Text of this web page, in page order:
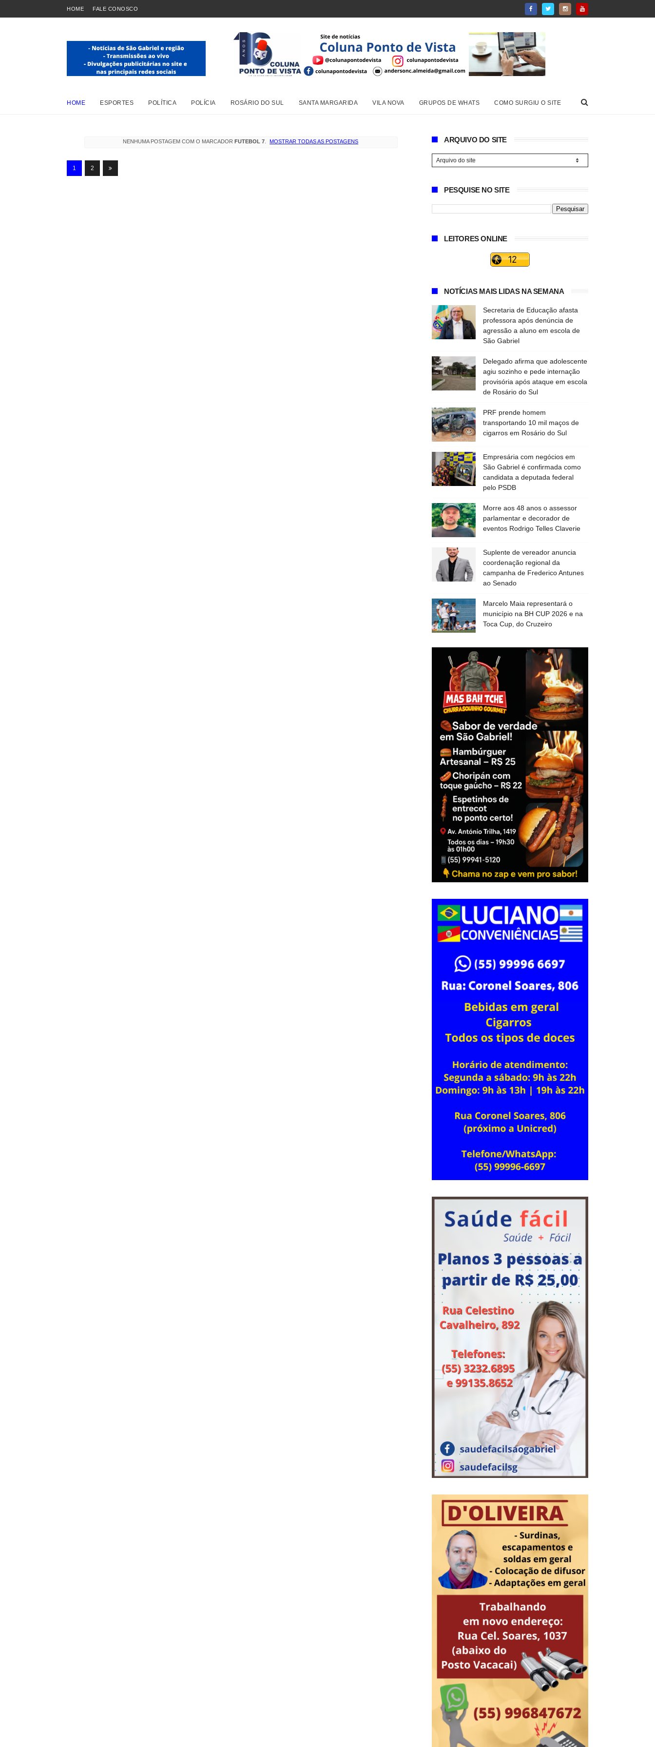
HOME FALE CONOSCO
HOME ESPORTES POLÍTICA POLÍCIA ROSÁRIO DO SUL SANTA MARGARIDA VILA NOVA GRUPOS DE WHATS COMO SURGIU O SITE
NENHUMA POSTAGEM COM O MARCADOR FUTEBOL 7. MOSTRAR TODAS AS POSTAGENS
1 2
ARQUIVO DO SITE
PESQUISE NO SITE
LEITORES ONLINE
NOTÍCIAS MAIS LIDAS NA SEMANA
Secretaria de Educação afasta
professora após denúncia de
agressão a aluno em escola de
São Gabriel
Delegado afirma que adolescente
agiu sozinho e pede internação
provisória após ataque em escola
de Rosário do Sul
PRF prende homem
transportando 10 mil maços de
cigarros em Rosário do Sul
Empresária com negócios em
São Gabriel é confirmada como
candidata a deputada federal
pelo PSDB
Morre aos 48 anos o assessor
parlamentar e decorador de
eventos Rodrigo Telles Claverie
Suplente de vereador anuncia
coordenação regional da
campanha de Frederico Antunes
ao Senado
Marcelo Maia representará o
município na BH CUP 2026 e na
Toca Cup, do Cruzeiro